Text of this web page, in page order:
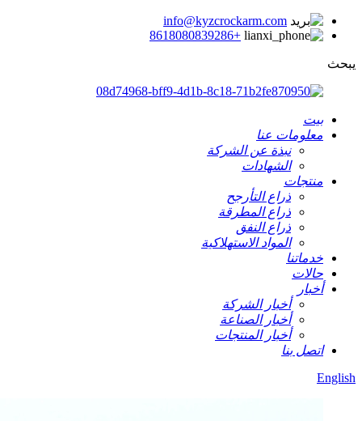
info@kyzcrockarm.com
+8618080839286
يبحث
بيت
معلومات عنا
نبذة عن الشركة
الشهادات
منتجات
ذراع التأرجح
ذراع المطرقة
ذراع النفق
المواد الاستهلاكية
خدماتنا
حالات
أخبار
أخبار الشركة
أخبار الصناعة
أخبار المنتجات
اتصل بنا
English